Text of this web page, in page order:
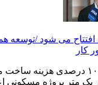
افتتاح می شود /توسعه
کار